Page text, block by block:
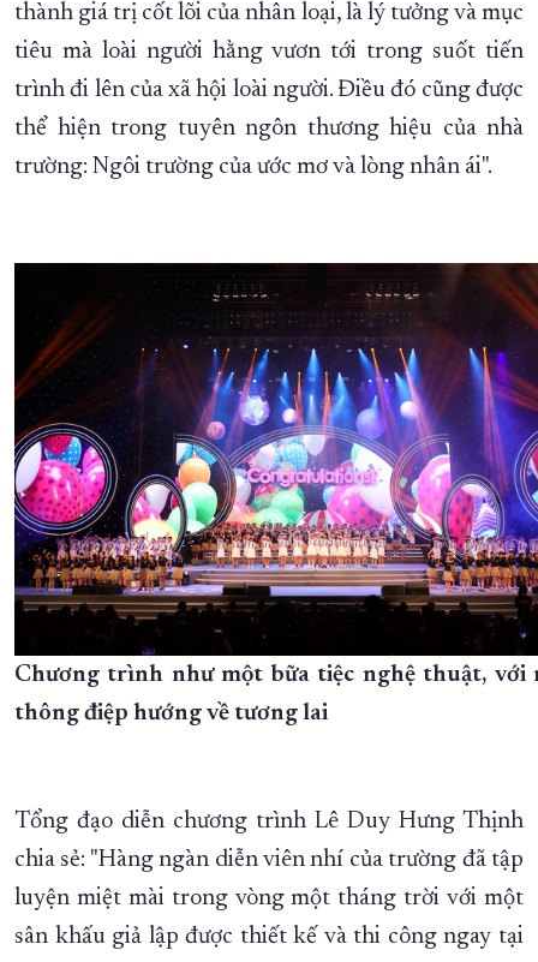
thành giá trị cốt lõi của nhân loại, là lý tưởng và mục
tiêu mà loài người hằng vươn tới trong suốt tiến
trình đi lên của xã hội loài người. Điều đó cũng được
thể hiện trong tuyên ngôn thương hiệu của nhà
trường: Ngôi trường của ước mơ và lòng nhân ái".
Chương trình như một bữa tiệc nghệ thuật, với
thông điệp hướng về tương lai
Tổng đạo diễn chương trình Lê Duy Hưng Thịnh
chia sẻ: "Hàng ngàn diễn viên nhí của trường đã tập
luyện miệt mài trong vòng một tháng trời với một
sân khấu giả lập được thiết kế và thi công ngay tại